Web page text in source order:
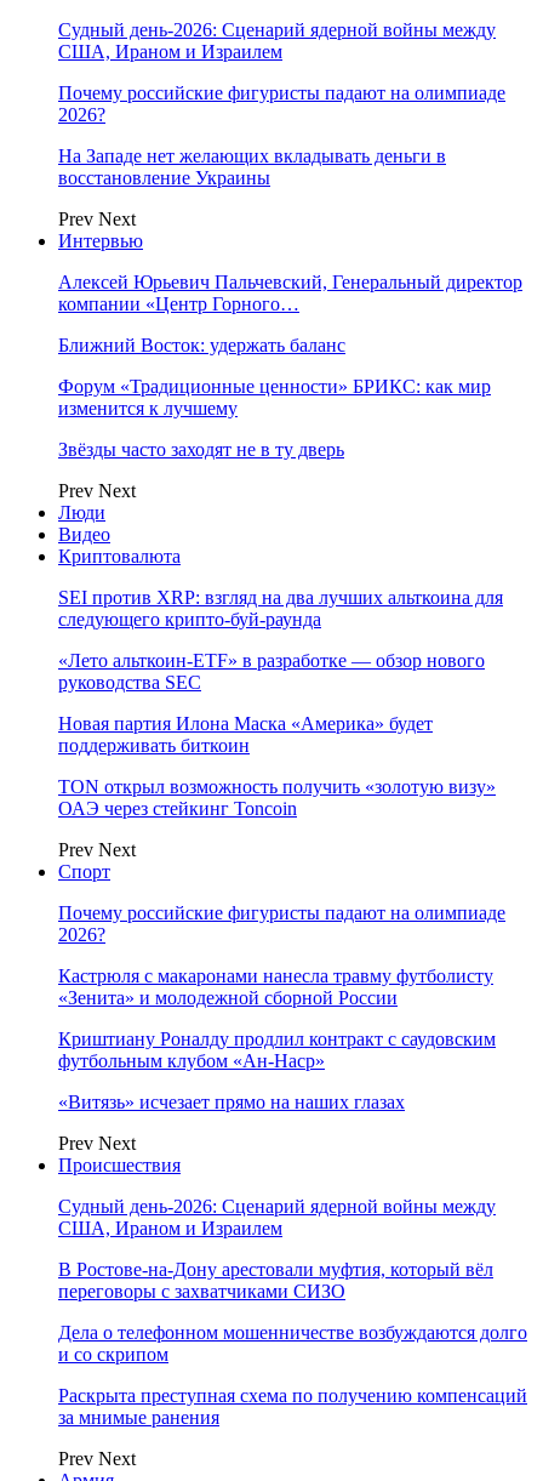
Судный день-2026: Сценарий ядерной войны между
США, Ираном и Израилем
Почему российские фигуристы падают на олимпиаде
2026?
На Западе нет желающих вкладывать деньги в
восстановление Украины
Prev Next
Интервью
Алексей Юрьевич Пальчевский, Генеральный директор
компании «Центр Горного…
Ближний Восток: удержать баланс
Форум «Традиционные ценности» БРИКС: как мир
изменится к лучшему
Звёзды часто заходят не в ту дверь
Prev Next
Люди
Видео
Криптовалюта
SEI против XRP: взгляд на два лучших альткоина для
следующего крипто-буй-раунда
«Лето альткоин-ETF» в разработке — обзор нового
руководства SEC
Новая партия Илона Маска «Америка» будет
поддерживать биткоин
TON открыл возможность получить «золотую визу»
ОАЭ через стейкинг Toncoin
Prev Next
Спорт
Почему российские фигуристы падают на олимпиаде
2026?
Кастрюля с макаронами нанесла травму футболисту
«Зенита» и молодежной сборной России
Криштиану Роналду продлил контракт с саудовским
футбольным клубом «Ан-Наср»
«Витязь» исчезает прямо на наших глазах
Prev Next
Происшествия
Судный день-2026: Сценарий ядерной войны между
США, Ираном и Израилем
В Ростове-на-Дону арестовали муфтия, который вёл
переговоры с захватчиками СИЗО
Дела о телефонном мошенничестве возбуждаются долго
и со скрипом
Раскрыта преступная схема по получению компенсаций
за мнимые ранения
Prev Next